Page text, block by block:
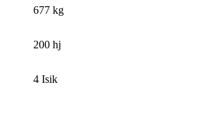
677 kg
200 hj
4 Isik